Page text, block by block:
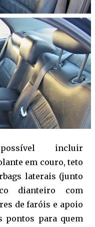
incluir
em couro, teto
laterais (junto
dianteiro com
de faróis e apoio
pontos para quem